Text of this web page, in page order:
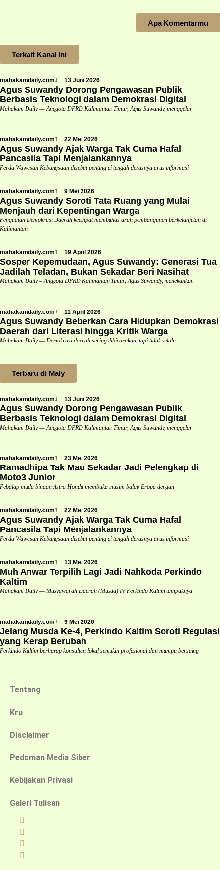
Apa Komentarmu
Terkait Kanal Ini
mahakamdaily.com 13 Juni 2026
Agus Suwandy Dorong Pengawasan Publik
Berbasis Teknologi dalam Demokrasi Digital
Mahakam Daily — Anggota DPRD Kalimantan Timur, Agus Suwandy, menggelar
mahakamdaily.com 22 Mei 2026
Agus Suwandy Ajak Warga Tak Cuma Hafal
Pancasila Tapi Menjalankannya
Perda Wawasan Kebangsaan disebut penting di tengah derasnya arus informasi
mahakamdaily.com 9 Mei 2026
Agus Suwandy Soroti Tata Ruang yang Mulai
Menjauh dari Kepentingan Warga
Penguatan Demokrasi Daerah keempat membahas arah pembangunan berkelanjutan di
Kalimantan
mahakamdaily.com 19 April 2026
Sosper Kepemudaan, Agus Suwandy: Generasi Tua
Jadilah Teladan, Bukan Sekadar Beri Nasihat
Mahakam Daily – Anggota DPRD Kalimantan Timur, Agus Suwandy, menekankan
mahakamdaily.com 11 April 2026
Agus Suwandy Beberkan Cara Hidupkan Demokrasi
Daerah dari Literasi hingga Kritik Warga
Mahakam Daily — Demokrasi daerah sering dibicarakan, tapi tidak selalu
Terbaru di Maly
mahakamdaily.com 13 Juni 2026
Agus Suwandy Dorong Pengawasan Publik
Berbasis Teknologi dalam Demokrasi Digital
Mahakam Daily — Anggota DPRD Kalimantan Timur, Agus Suwandy, menggelar
mahakamdaily.com 23 Mei 2026
Ramadhipa Tak Mau Sekadar Jadi Pelengkap di
Moto3 Junior
Pebalap muda binaan Astra Honda membuka musim balap Eropa dengan
mahakamdaily.com 22 Mei 2026
Agus Suwandy Ajak Warga Tak Cuma Hafal
Pancasila Tapi Menjalankannya
Perda Wawasan Kebangsaan disebut penting di tengah derasnya arus informasi
mahakamdaily.com 13 Mei 2026
Muh Anwar Terpilih Lagi Jadi Nahkoda Perkindo
Kaltim
Mahakam Daily — Musyawarah Daerah (Musda) IV Perkindo Kaltim tampaknya
mahakamdaily.com 9 Mei 2026
Jelang Musda Ke-4, Perkindo Kaltim Soroti Regulasi
yang Kerap Berubah
Perkindo Kaltim berharap konsultan lokal semakin profesional dan mampu bersaing
Tentang
Kru
Disclaimer
Pedoman Media Siber
Kebijakan Privasi
Galeri Tulisan